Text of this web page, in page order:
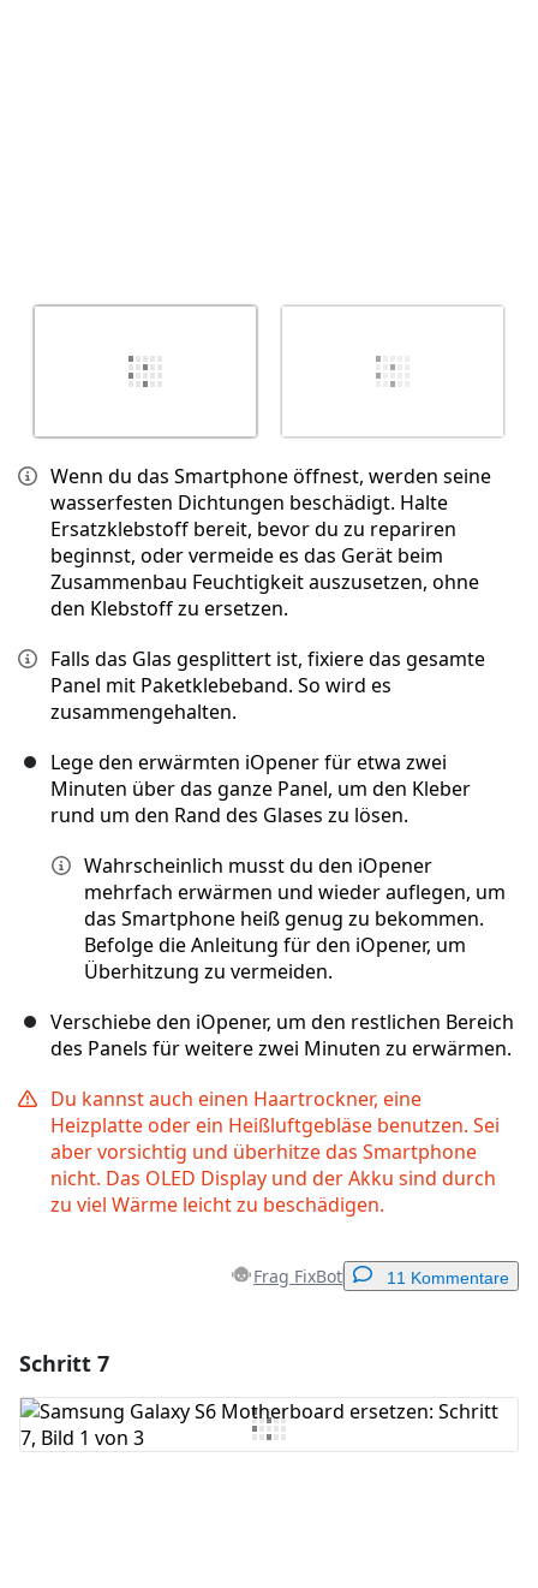
Wenn du das Smartphone öffnest, werden seine
wasserfesten Dichtungen beschädigt. Halte
Ersatzklebstoff bereit, bevor du zu repariren
beginnst, oder vermeide es das Gerät beim
Zusammenbau Feuchtigkeit auszusetzen, ohne
den Klebstoff zu ersetzen.
Falls das Glas gesplittert ist, fixiere das gesamte
Panel mit Paketklebeband. So wird es
zusammengehalten.
Lege den erwärmten iOpener für etwa zwei
Minuten über das ganze Panel, um den Kleber
rund um den Rand des Glases zu lösen.
Wahrscheinlich musst du den iOpener
mehrfach erwärmen und wieder auflegen, um
das Smartphone heiß genug zu bekommen.
Befolge die Anleitung für den iOpener, um
Überhitzung zu vermeiden.
Verschiebe den iOpener, um den restlichen Bereich
des Panels für weitere zwei Minuten zu erwärmen.
Du kannst auch einen Haartrockner, eine
Heizplatte oder ein Heißluftgebläse benutzen. Sei
aber vorsichtig und überhitze das Smartphone
nicht. Das OLED Display und der Akku sind durch
zu viel Wärme leicht zu beschädigen.
Frag FixBot 11 Kommentare
Kommentar hinzufügen
Schritt 7